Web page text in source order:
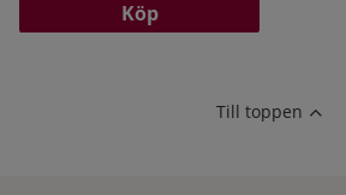
Köp
Till toppen